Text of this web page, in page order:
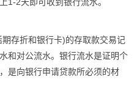
存折和银行卡)的存取款交易记
和对公流水。银行流水是证明个
是向银行申请贷款所必须的材